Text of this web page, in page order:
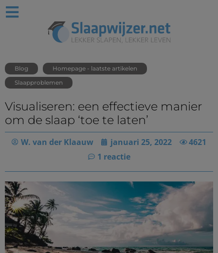
Blog
Homepage - laatste artikelen
Slaapproblemen
Visualiseren: een effectieve manier
om de slaap ‘toe te laten’
W. van der Klaauw januari 25, 2022
4621
1 reactie